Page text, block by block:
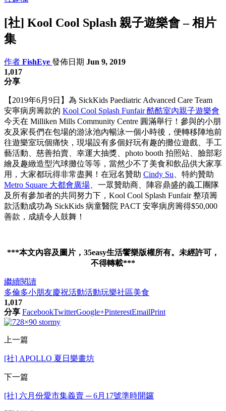
[社] Kool Cool Splash 親子遊樂會 – 相片
集
作者 FishEye 發佈日期 Jun 9, 2019
1,017
分享
【2019年6月9日】為 SickKids Paediatric Advanced Care Team
安寧病房籌款的 Kool Cool Splash Funfair 酷酷室內親子遊樂會
今天在 Milliken Mills Community Centre 圓滿舉行！參與的小朋
友及家長們在包場的游泳池內暢泳一個小時後，便轉移陣地前
往遊樂室玩個痛快，現場設有多個好玩有趣的攤位遊戲、手工
藝活動、慈善拍賣、幸運大抽獎、photo booth 拍照站、臉部彩
繪及趣緻造型汽球攤位等等，當然少不了美食和飲品供大家享
用，大家都玩得非常盡興！ 在冠名贊助 Cindy Su 、特約贊助
Metro Square 大都會廣場 、一眾贊助商、陣容鼎盛的義工團隊
及所有參加者的共同努力下，Kool Cool Splash Funfair 整項籌
款活動成功為 SickKids 病童醫院 PACT 安寧病房籌得$50,000
善款，成績令人鼓舞！
***本文內容及圖片，35easy生活饗樂版權所有。未經許可，
不得轉載***
繼續閱讀
多倫多小朋友慶祝活動活動玩樂社區美食
1,017
分享 FacebookTwitterGoogle+PinterestEmailPrint
上一篇
[社] APOLLO 夏日樂畫坊
下一篇
[社] 六月份愛市集義賣 ─ 6月17號準時開鑼